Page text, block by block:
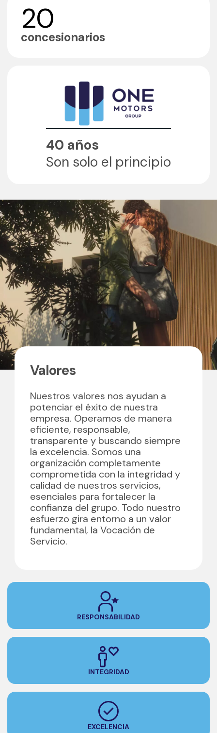
20
concesionarios
40 años
Son solo el principio
Valores
Nuestros valores nos ayudan a
potenciar el éxito de nuestra
empresa. Operamos de manera
eficiente, responsable,
transparente y buscando siempre
la excelencia. Somos una
organización completamente
comprometida con la integridad y
calidad de nuestros servicios,
esenciales para fortalecer la
confianza del grupo. Todo nuestro
esfuerzo gira entorno a un valor
fundamental, la Vocación de
Servicio.
RESPONSABILIDAD
INTEGRIDAD
EXCELENCIA